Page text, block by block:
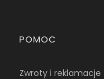
Linki w stopce
POMOC
Zwroty i reklamacje